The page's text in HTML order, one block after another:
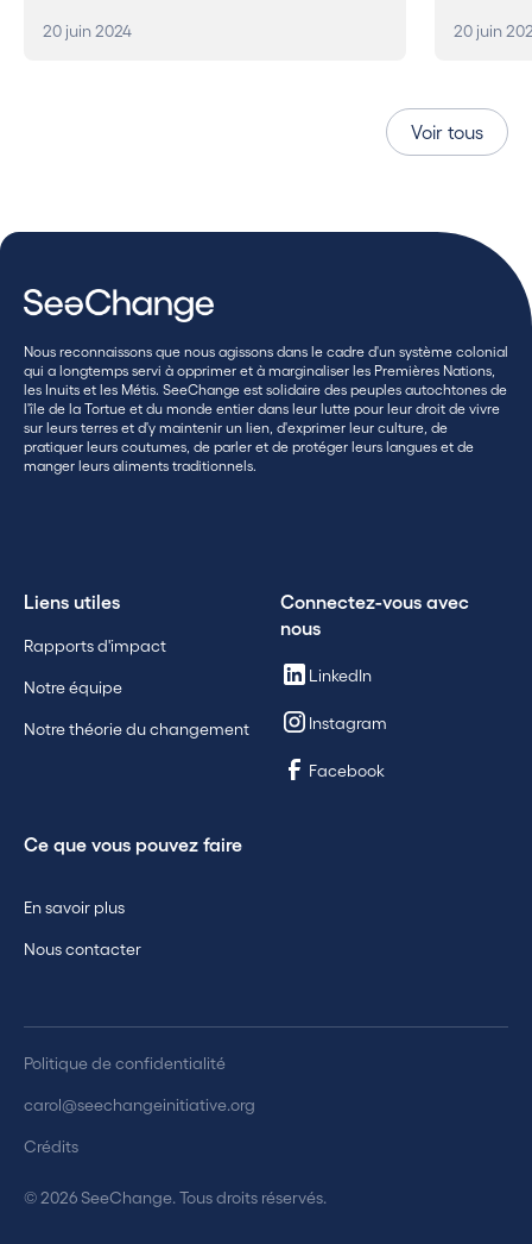
20 juin 2024 20 juin
Voir tous
Nous reconnaissons que nous agissons dans le cadre d'un système colonial
qui a longtemps servi à opprimer et à marginaliser les Premières Nations,
les Inuits et les Métis. SeeChange est solidaire des peuples autochtones de
l'île de la Tortue et du monde entier dans leur lutte pour leur droit de vivre
sur leurs terres et d'y maintenir un lien, d'exprimer leur culture, de
pratiquer leurs coutumes, de parler et de protéger leurs langues et de
manger leurs aliments traditionnels.
Liens utiles
Rapports d'impact
Notre équipe
Notre théorie du changement
Connectez-vous avec
nous
LinkedIn
Instagram
Facebook
Ce que vous pouvez faire
En savoir plus
Nous contacter
© 2026 SeeChange. Tous droits réservés.
Politique de confidentialité
carol@seechangeinitiative.org
Crédits